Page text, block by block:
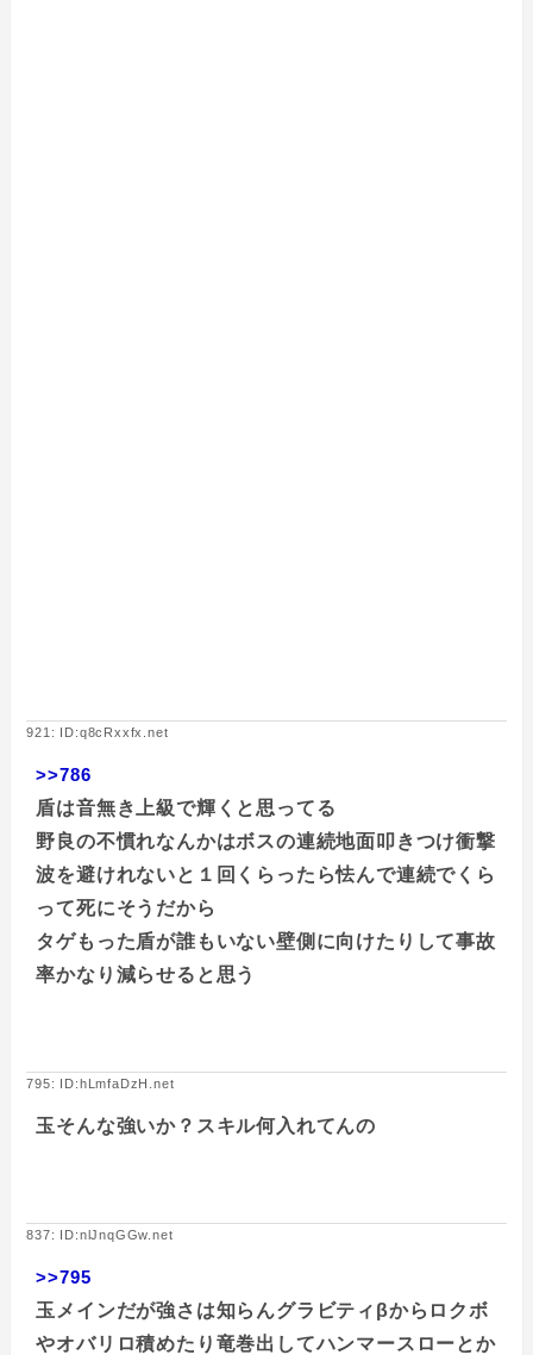
921: ID:q8cRxxfx.net
>>786
盾は音無き上級で輝くと思ってる
野良の不慣れなんかはボスの連続地面叩きつけ衝撃
波を避けれないと１回くらったら怯んで連続でくら
って死にそうだから
タゲもった盾が誰もいない壁側に向けたりして事故
率かなり減らせると思う
795: ID:hLmfaDzH.net
玉そんな強いか？スキル何入れてんの
837: ID:nlJnqGGw.net
>>795
玉メインだが強さは知らんグラビティβからロクボ
やオバリロ積めたり竜巻出してハンマースローとか